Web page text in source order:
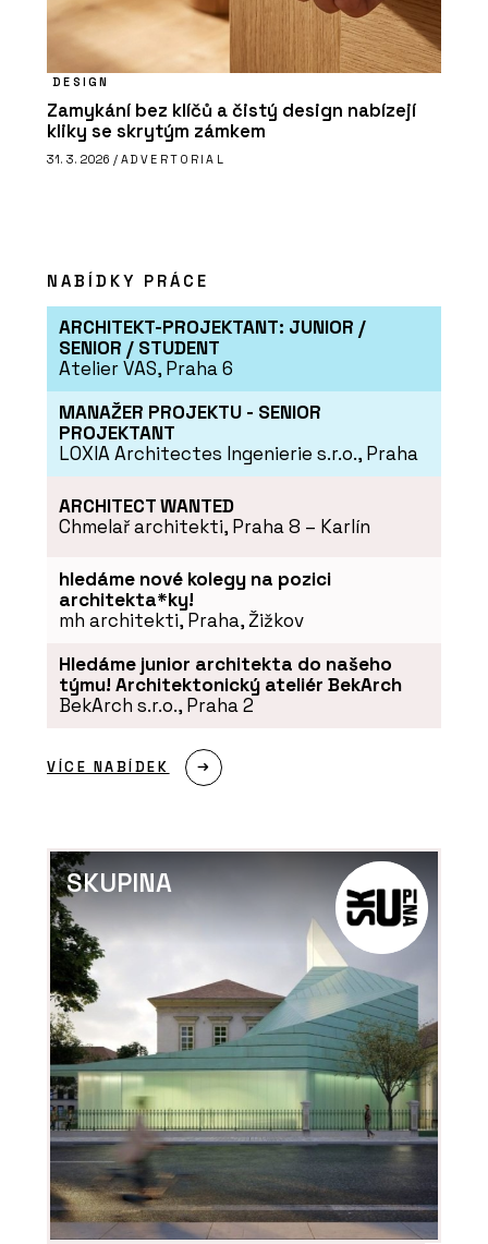
DESIGN
Zamykání bez klíčů a čistý design nabízejí
kliky se skrytým zámkem
31. 3. 2026 / ADVERTORIAL
NABÍDKY PRÁCE
ARCHITEKT-PROJEKTANT: JUNIOR /
SENIOR / STUDENT
Atelier VAS, Praha 6
MANAŽER PROJEKTU - SENIOR
PROJEKTANT
LOXIA Architectes Ingenierie s.r.o., Praha
ARCHITECT WANTED
Chmelař architekti, Praha 8 – Karlín
hledáme nové kolegy na pozici
architekta*ky!
mh architekti, Praha, Žižkov
Hledáme junior architekta do našeho
týmu! Architektonický ateliér BekArch
BekArch s.r.o., Praha 2
VÍCE NABÍDEK
SKUPINA